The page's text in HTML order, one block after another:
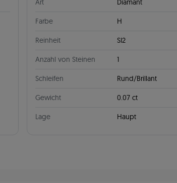
Art Diamant
Farbe H
Reinheit SI2
Anzahl von Steinen 1
Schleifen Rund/Brillant
Gewicht 0.07 ct
Lage Haupt